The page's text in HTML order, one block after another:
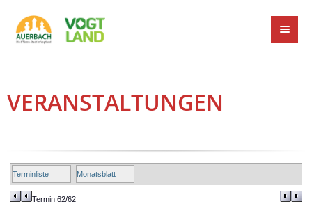
VERANSTALTUNGEN
Terminliste Monatsblatt
Termin 62/62